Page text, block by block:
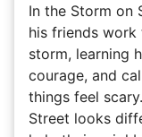
In the Storm on
his friends
storm, learning
courage, and
things feel
Street looks